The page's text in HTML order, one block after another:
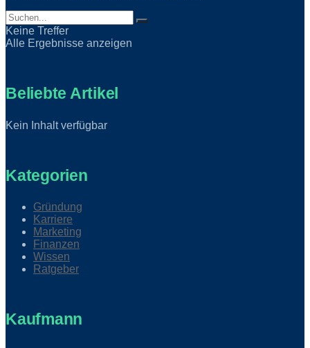
Keine Treffer
Alle Ergebnisse anzeigen
Beliebte Artikel
Kein Inhalt verfügbar
Kategorien
Gründung
Karriere
Marketing
Finanzen
Wissen
Ratgeber
Kaufmann